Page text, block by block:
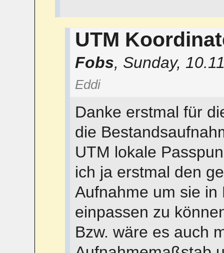
UTM
Fobs, Sunday,
Eddi
Danke erstmal für
die
UTM lokale
ich ja erstmal den
Aufnahme um sie
einpassen zu
Bzw. wäre es auch